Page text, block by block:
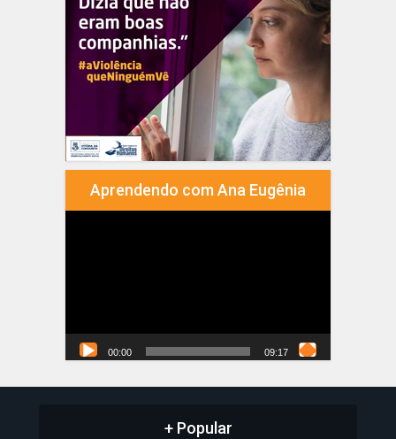
Aprendendo com Ana Eugênia
00:00 09:17
+ Popular